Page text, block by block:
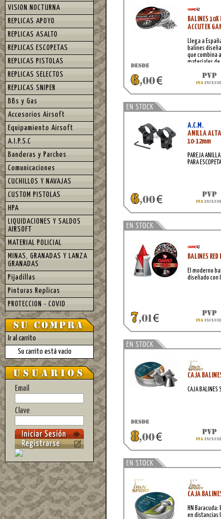
BALINES
ACCUTEK
Llega a
balines
que combina
materiales
A.C.M.
ANILLA
10-12mm
PAREJA
PARA
BALINES
El moderno
diseñado con
CAJA
CAJA BALINES
CAJA
HN
en distancias
VISION NOCTURNA
REPLICAS APOYO
REPLICAS ASALTO
REPLICAS ESCOPETAS
REPLICAS PISTOLAS
REPLICAS SELECTOS
REPLICAS SNIPER
BBs y Gas
Accesorios Airsoft
Equipamiento Airsoft
A.I.P.S.C
Banderas y Parches
Comunicaciones
CUCHILLOS Y NAVAJAS
CUSTOM PISTOLAS
HPA
LIQUIDACIONES Y SALDOS
AIRSOFT
MATERIAL POLICIAL
MINAS, GRANADAS Y LANZA
GRANADAS
Pijadillas
Pinturas Replicas
PROTECCION - COVID
Ir al carrito
Su carrito está vacío
Email
Clave